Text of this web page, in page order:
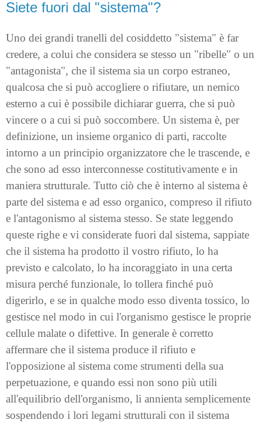
Siete fuori dal "sistema"?
Uno dei grandi tranelli del cosiddetto "sistema" è far
credere, a colui che considera se stesso un "ribelle" o un
"antagonista", che il sistema sia un corpo estraneo,
qualcosa che si può accogliere o rifiutare, un nemico
esterno a cui è possibile dichiarar guerra, che si può
vincere o a cui si può soccombere. Un sistema è, per
definizione, un insieme organico di parti, raccolte
intorno a un principio organizzatore che le trascende, e
che sono ad esso interconnesse costitutivamente e in
maniera strutturale. Tutto ciò che è interno al sistema è
parte del sistema e ad esso organico, compreso il rifiuto
e l'antagonismo al sistema stesso. Se state leggendo
queste righe e vi considerate fuori dal sistema, sappiate
che il sistema ha prodotto il vostro rifiuto, lo ha
previsto e calcolato, lo ha incoraggiato in una certa
misura perché funzionale, lo tollera finché può
digerirlo, e se in qualche modo esso diventa tossico, lo
gestisce nel modo in cui l'organismo gestisce le proprie
cellule malate o difettive. In generale è corretto
affermare che il sistema produce il rifiuto e
l'opposizione al sistema come strumenti della sua
perpetuazione, e quando essi non sono più utili
all'equilibrio dell'organismo, li annienta semplicemente
sospendendo i lori legami strutturali con il sistema